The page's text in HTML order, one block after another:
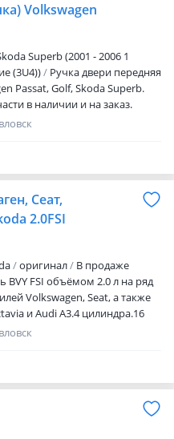
Volkswagen
Superb (2001 - 2006 1
(3U4))
Ручка двери передняя
Passat, Golf, Skoda Superb.
в наличии и на заказ.
звоните, отвечу на все
Сеат,
2.0FSI
оригинал
В продаже
BVY FSI объёмом 2.0 л на ряд
Volkswagen, Seat, а также
и Audi A3.4 цилиндра.16
Минимальный пробег.
183. Осуществляем доставку
Казахстану, а также в страны